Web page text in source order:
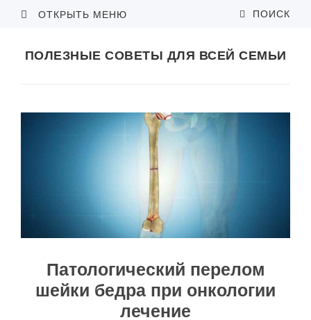
ОТКРЫТЬ МЕНЮ ПОИСК
ПОЛЕЗНЫЕ СОВЕТЫ ДЛЯ ВСЕЙ СЕМЬИ
Патологический перелом
шейки бедра при онкологии
лечение